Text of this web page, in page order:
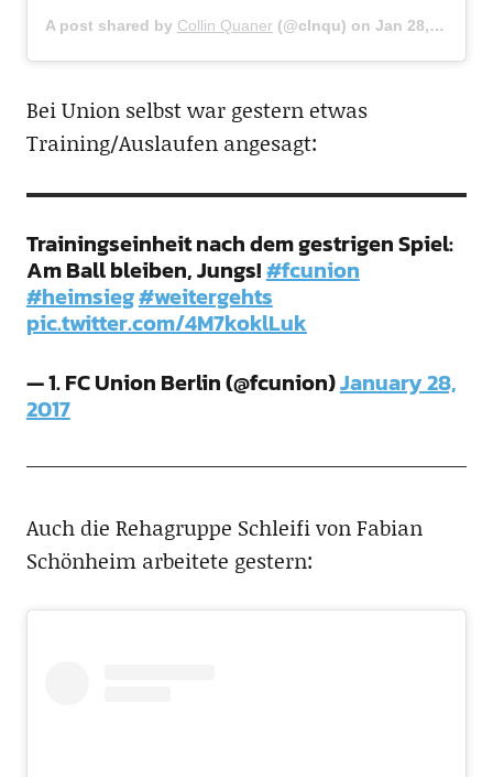
A post shared by Collin Quaner (@clnqu) on Jan 28, 2017 at 11:03am PST
Bei Union selbst war gestern etwas
Training/Auslaufen angesagt:
Trainingseinheit nach dem gestrigen Spiel:
Am Ball bleiben, Jungs!#fcunion
#heimsieg#weitergehts
pic.twitter.com/4M7koklLuk
— 1. FC Union Berlin (@fcunion)January 28,
2017
Auch die Rehagruppe Schleifi von Fabian
Schönheim arbeitete gestern: